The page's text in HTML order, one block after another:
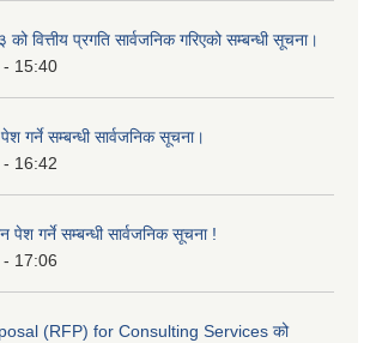
वित्तीय प्रगति सार्वजनिक गरिएको सम्बन्धी सूचना।
15:40
गर्ने सम्बन्धी सार्वजनिक सूचना।
16:42
पेश गर्ने सम्बन्धी सार्वजनिक सूचना !
17:06
(RFP) for Consulting Services को